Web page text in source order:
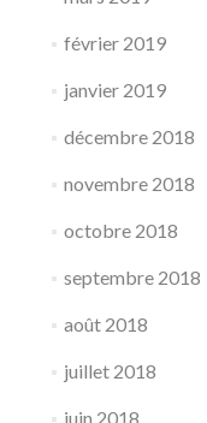
février 2019
janvier 2019
décembre 2018
novembre 2018
octobre 2018
septembre 2018
août 2018
juillet 2018
juin 2018